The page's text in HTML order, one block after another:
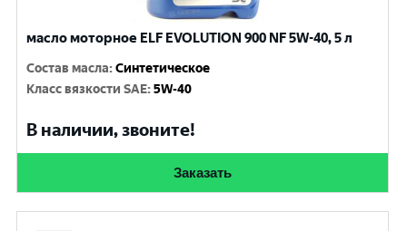
масло моторное ELF EVOLUTION 900 NF 5W-40, 5 л
Состав масла:Синтетическое
Класс вязкости SAE:5W-40
В наличии, звоните!
Заказать